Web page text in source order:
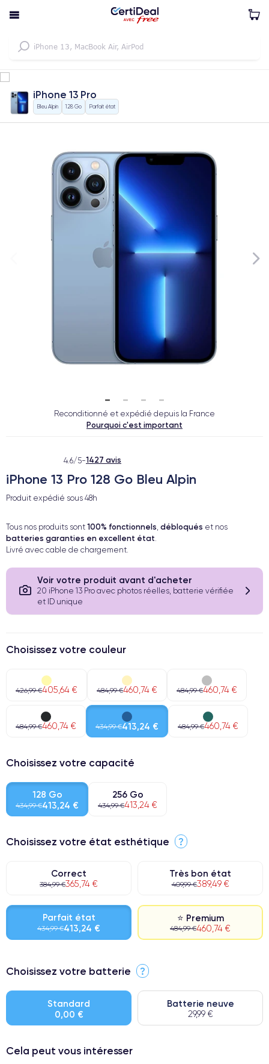
iPhone 13 Pro
Bleu Alpin 128 Go Parfait état
Reconditionné et expédié depuis la France
Pourquoi c'est important
4.6/5-1427 avis
iPhone 13 Pro 128 Go Bleu Alpin
Produit expédié sous 48h
Tous nos produits sont 100% fonctionnels, débloqués et nos
batteries garanties en excellent état.
Livré avec cable de chargement.
Voir votre produit avant d'acheter
20 iPhone 13 Pro avec photos réelles, batterie vérifiée
et ID unique
Choisissez votre couleur
426,99 €405,64 € 484,99 €460,74 € 484,99 €460,74 €
484,99 €460,74 € 434,99 €413,24 € 484,99 €460,74 €
Choisissez votre capacité
128 Go
434,99 €413,24 €
256 Go
434,99 €413,24 €
Choisissez votre état esthétique ?
Correct
384,99 €365,74 €
Très bon état
409,99 €389,49 €
Parfait état
434,99 €413,24 €
⭐ Premium
484,99 €460,74 €
⭐ Premium
● Batterie : usage intensif.
● Seuls 5% de nos téléphones ont un grade Premium.
Choisissez votre batterie ?
Standard
0,00 €
Batterie neuve
29,99 €
Cela peut vous intéresser